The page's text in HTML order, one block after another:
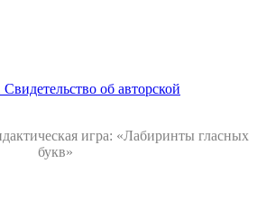
об авторской
игра: «Лабиринты гласных
букв»